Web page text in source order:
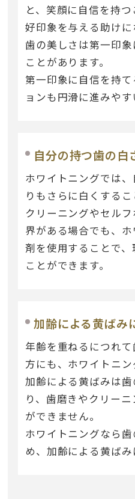
と、笑顔に自信を持
好印象を与える助けに
歯の美しさは第一印
ことがあります。
第一印象に自信を持
ョンも円滑に進みやす
自分の持つ歯の白
ホワイトニングでは
りもさらに白くするこ
クリーニングやセル
界がある場合でも、
剤を使用することで
ことができます。
加齢による黄ばみ
年齢を重ねるにつれ
方にも、ホワイトニン
加齢による黄ばみは
り、歯磨きやクリー
ができません。
ホワイトニングなら
め、加齢による黄ばみ